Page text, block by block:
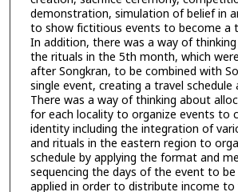
demonstration, simulation of belief in
to show fictitious events to become a
In addition, there was a way of
the rituals in the 5th month, which
after Songkran, to be combined with
single event, creating a travel schedule
There was a way of thinking about
for each locality to organize events to
identity including the integration of
and rituals in the eastern region to
schedule by applying the format and
sequencing the days of the event to
applied in order to distribute income to